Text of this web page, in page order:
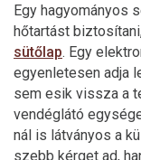
Egy hagyományos
hőtartást
sütőlap. Egy
egyenletesen adja
sem esik vissza a
vendéglátó
nál is látványos a
szebb kérget ad,